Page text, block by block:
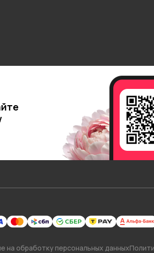
на обработку персональных данных